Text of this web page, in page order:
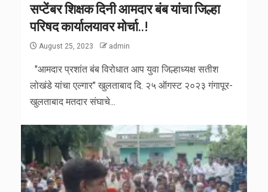
सप्टेंबर शिक्षक दिनी आमदार बंब यांचा जिल्हा
परिषद कार्यालयावर मोर्चा..!
August 25, 2023 admin
"आमदार प्रशांत बंब विरोधात आप युवा जिल्हाध्यक्ष सतीश
लोखंडे यांचा एल्गार" खुलताबाद दि. २५ ऑगस्ट २०२३ गंगापूर-
खुलताबाद मतदार संघाचे...